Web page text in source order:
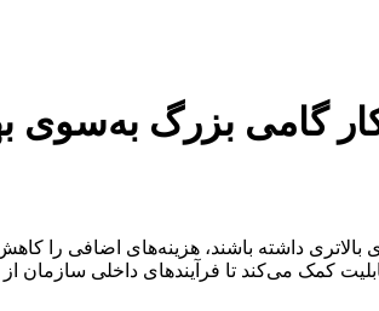
گامی بزرگ به‌سوی
داشته باشند، هزینه‌های اضافی را کاهش
کمک می‌کند تا فرآیندهای داخلی